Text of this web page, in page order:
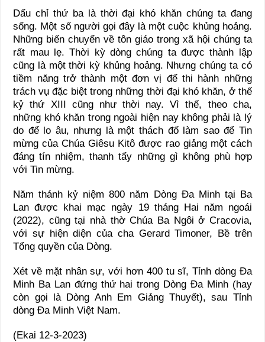
Dấu chỉ thứ ba là thời đại khó khăn chúng ta đang
sống. Một số người gọi đây là một cuộc khủng hoảng.
Những biến chuyển về tôn giáo trong xã hội chúng ta
rất mau lẹ. Thời kỳ dòng chúng ta được thành lập
cũng là một thời kỳ khủng hoảng. Nhưng chúng ta có
tiềm năng trở thành một đơn vị để thi hành những
trách vụ đặc biệt trong những thời đại khó khăn, ở thế
kỷ thứ XIII cũng như thời nay. Vì thế, theo cha,
những khó khăn trong ngoài hiện nay không phải là lý
do để lo âu, nhưng là một thách đố làm sao để Tin
mừng của Chúa Giêsu Kitô được rao giảng một cách
đáng tín nhiệm, thanh tẩy những gì không phù hợp
với Tin mừng.
Năm thánh kỷ niệm 800 năm Dòng Đa Minh tại Ba
Lan được khai mạc ngày 19 tháng Hai năm ngoái
(2022), cũng tại nhà thờ Chúa Ba Ngôi ở Cracovia,
với sự hiện diện của cha Gerard Timoner, Bề trên
Tổng quyền của Dòng.
Xét về mặt nhân sự, với hơn 400 tu sĩ, Tỉnh dòng Đa
Minh Ba Lan đứng thứ hai trong Dòng Đa Minh (hay
còn gọi là Dòng Anh Em Giảng Thuyết), sau Tỉnh
dòng Đa Minh Việt Nam.
(Ekai 12-3-2023)